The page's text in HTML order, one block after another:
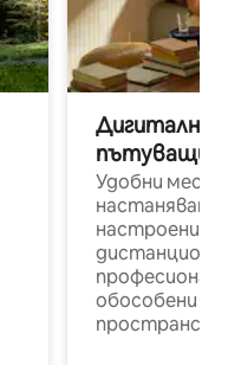
Дигитални
пътуващи
Удобни
настаняване
настроени и
обособени